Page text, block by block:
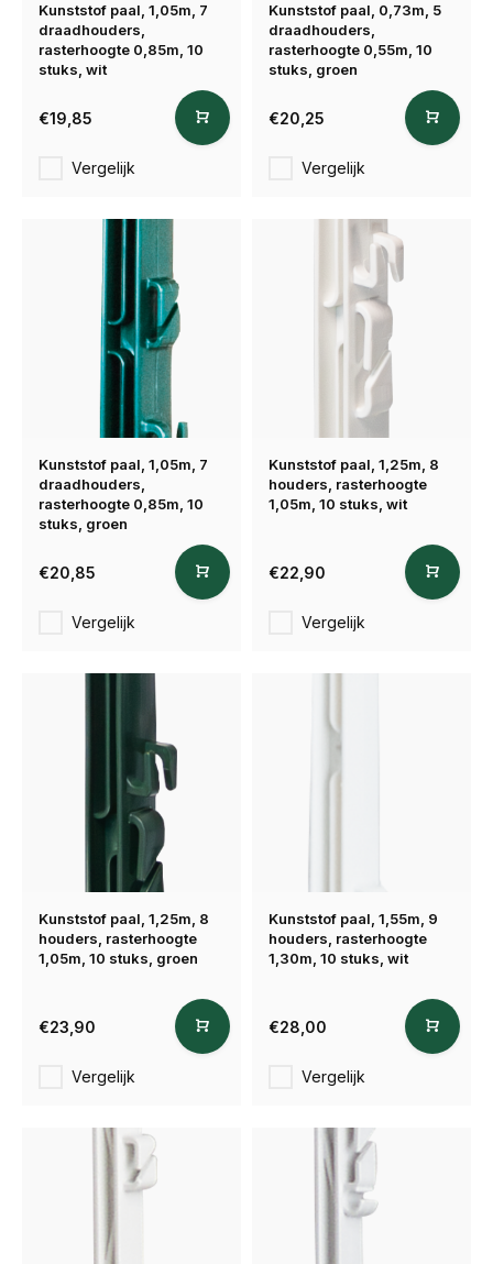
Kunststof paal, 1,05m, 7
draadhouders,
rasterhoogte 0,85m, 10
stuks, wit
€19,85
Vergelijk
Kunststof paal, 0,73m, 5
draadhouders,
rasterhoogte 0,55m, 10
stuks, groen
€20,25
Vergelijk
Kunststof paal, 1,05m, 7
draadhouders,
rasterhoogte 0,85m, 10
stuks, groen
€20,85
Vergelijk
Kunststof paal, 1,25m, 8
houders, rasterhoogte
1,05m, 10 stuks, wit
€22,90
Vergelijk
Kunststof paal, 1,25m, 8
houders, rasterhoogte
1,05m, 10 stuks, groen
€23,90
Vergelijk
Kunststof paal, 1,55m, 9
houders, rasterhoogte
1,30m, 10 stuks, wit
€28,00
Vergelijk